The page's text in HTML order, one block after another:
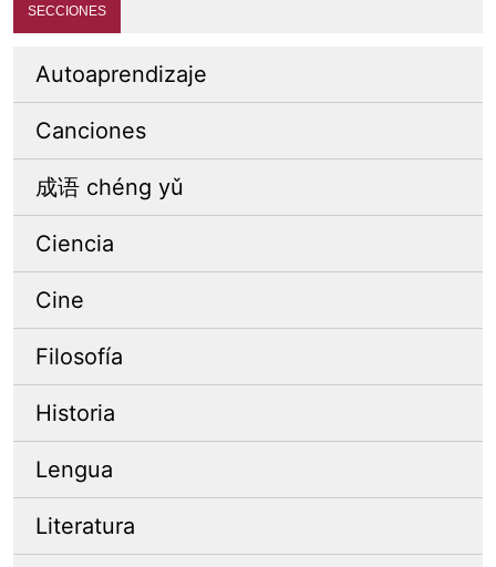
SECCIONES
Autoaprendizaje
Canciones
成语 chéng yǔ
Ciencia
Cine
Filosofía
Historia
Lengua
Literatura